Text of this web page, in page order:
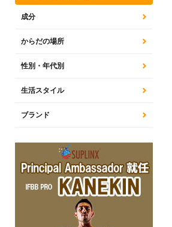
成分
からだの場所
性別・年代別
生活スタイル
ブランド